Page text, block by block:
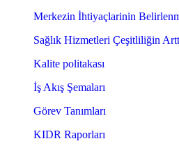
Merkezin İhtiyaçlarinin
Sağlık Hizmetleri Çeşitliliğin
Kalite politakası
İş Akış Şemaları
Görev Tanımları
KIDR Raporları